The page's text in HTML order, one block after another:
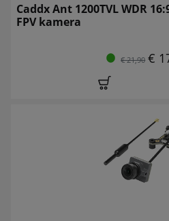
Caddx Ant 1200TVL WDR
FPV kamera
€ 21,90 €